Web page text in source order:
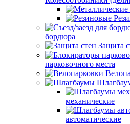
бордюра
Защита
парковочного места
механические
автоматические